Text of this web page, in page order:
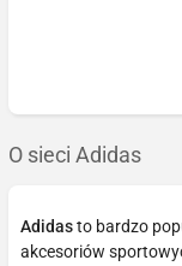
O sieci Adidas
Adidasto bardzo
akcesoriów